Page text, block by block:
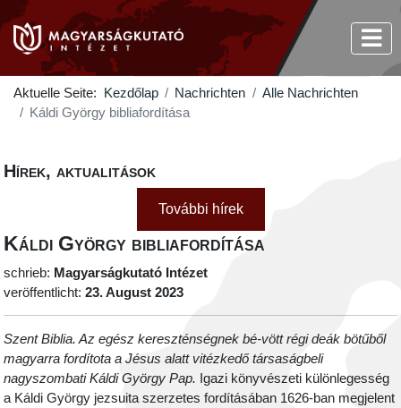
Aktuelle Seite: Kezdőlap Nachrichten
Alle Nachrichten
Káldi György bibliafordítása
Hírek, aktualitások
További hírek
Káldi György bibliafordítása
schrieb: Magyarságkutató Intézet
veröffentlicht:23. August 2023
Szent Biblia. Az egész kereszténségnek bé-vött régi deák bötűből
magyarra fordítota a Jésus alatt vitézkedő társaságbeli
nagyszombati Káldi György Pap. Igazi könyvészeti különlegesség
a Káldi György jezsuita szerzetes fordításában 1626-ban megjelent